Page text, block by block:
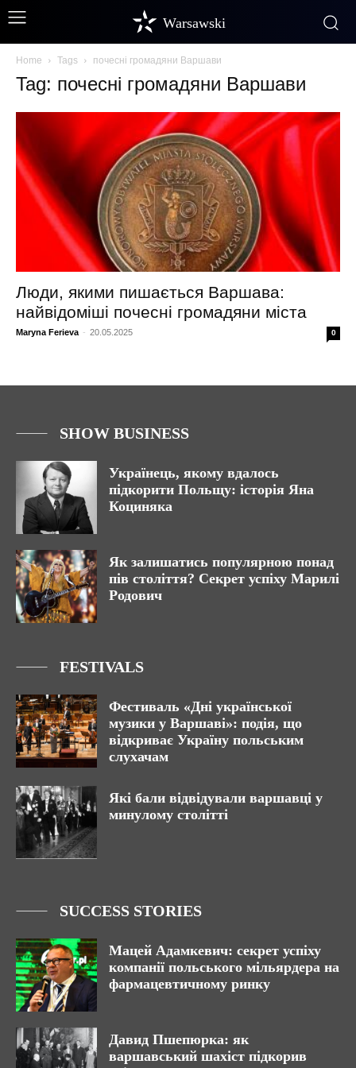
Warsawski
Home Tags почесні громадяни Варшави
Tag: почесні громадяни Варшави
Люди, якими пишається Варшава:
найвідоміші почесні громадяни міста
Maryna Ferieva - 20.05.2025 0
SHOW BUSINESS
Українець, якому вдалось
підкорити Польщу: історія Яна
Коциняка
Як залишатись популярною понад
пів століття? Секрет успіху Марилі
Родович
FESTIVALS
Фестиваль «Дні української
музики у Варшаві»: подія, що
відкриває Україну польським
слухачам
Які бали відвідували варшавці у
минулому столітті
SUCCESS STORIES
Мацей Адамкевич: секрет успіху
компанії польського мільярдера на
фармацевтичному ринку
Давид Пшепюрка: як
варшавський шахіст підкорив